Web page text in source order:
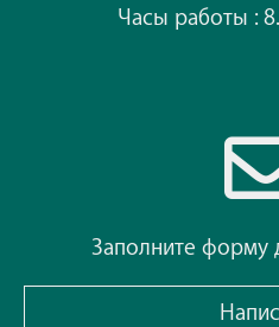
Часы работы :
Заполните форму